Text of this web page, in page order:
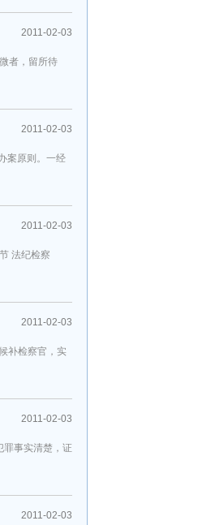
2011-02-03
者，留所待
2011-02-03
案原则。一经
2011-02-03
法纪检察
2011-02-03
补检察官，实
2011-02-03
罪事实清楚，证
2011-02-03